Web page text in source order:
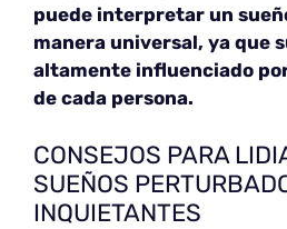
puede interpretar un
manera universal, ya que
altamente influenciado
de cada persona.
CONSEJOS PARA
SUEÑOS
INQUIETANTES